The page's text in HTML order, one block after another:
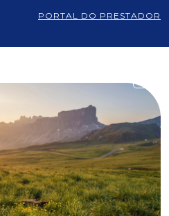
PORTAL DO PRESTADOR